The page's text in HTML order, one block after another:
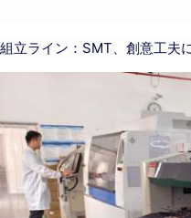
組立ライン：SMT、創意工夫